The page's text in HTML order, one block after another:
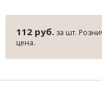
112 руб. за шт.
цена.